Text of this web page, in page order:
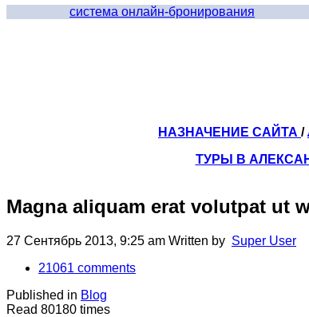
система онлайн-бронирования
НАЗНАЧЕНИЕ САЙТА /
ТУРЫ В
Magna aliquam erat volutpat ut
27 Сентябрь 2013, 9:25 am Written by Super User
21061 comments
Published in Blog
Read 80180 times